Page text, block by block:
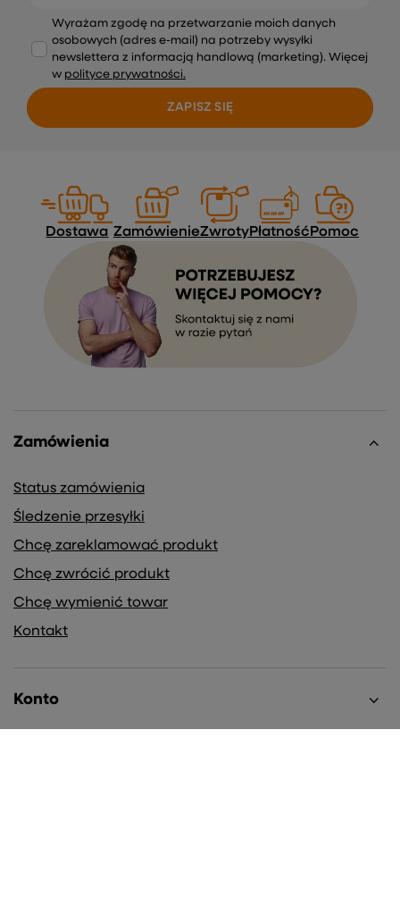
Wyrażam zgodę na przetwarzanie moich danych
osobowych (adres e-mail) na potrzeby wysyłki
newslettera z informacją handlową (marketing). Więcej
w polityce prywatności.
ZAPISZ SIĘ
Dostawa ZamówienieZwrotyPłatność Pomoc
Zamówienia
Status zamówienia
Śledzenie przesyłki
Chcę zareklamować produkt
Chcę zwrócić produkt
Chcę wymienić towar
Kontakt
Konto